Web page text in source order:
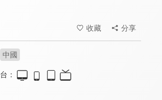
收藏 分享
中國
：